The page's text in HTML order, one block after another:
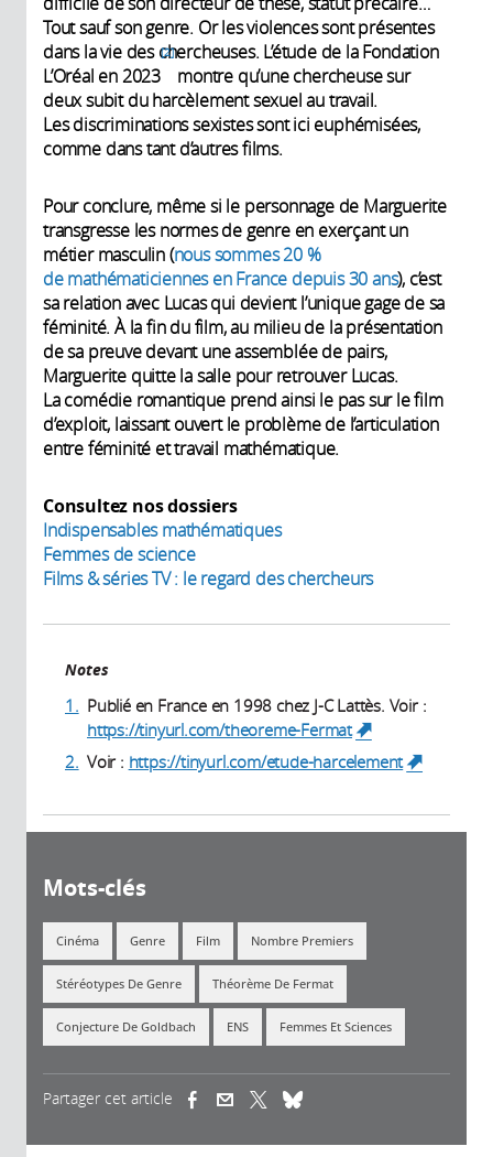
Tout sauf son genre. Or les violences sont présentes
dans la vie des chercheuses. L’étude de la Fondation
L’Oréal en 2023
2
montre qu’une chercheuse sur
deux subit du harcèlement sexuel au travail.
Les discriminations sexistes sont ici euphémisées,
comme dans tant d’autres films.
Pour conclure, même si le personnage de Marguerite
transgresse les normes de genre en exerçant un
métier masculin (nous sommes 20 %
de mathématiciennes en France depuis 30 ans), c’est
sa relation avec Lucas qui devient l’unique gage de sa
féminité. À la fin du film, au milieu de la présentation
de sa preuve devant une assemblée de pairs,
Marguerite quitte la salle pour retrouver Lucas.
La comédie romantique prend ainsi le pas sur le film
d’exploit, laissant ouvert le problème de l’articulation
entre féminité et travail mathématique.
Consultez nos dossiers
Indispensables mathématiques
Femmes de science
Films & séries TV : le regard des chercheurs
Notes
1. Publié en France en 1998 chez J-C Lattès. Voir :
https://tinyurl.com/theoreme-Fermat
(link is
external)
2. Voir : https://tinyurl.com/etude-harcelement
Mots-clés
Cinéma Genre Film Nombre Premiers
Stéréotypes De Genre Théorème De Fermat
Conjecture De Goldbach ENS Femmes Et Sciences
Partager cet article (link is external)(link is external)